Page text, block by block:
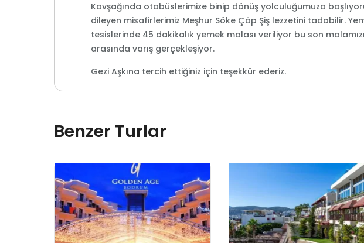
Kavşağında otobüslerimize binip dönüş yolculuğumuza
dileyen misafirlerimiz Meşhur Söke Çöp Şiş lezzetini tadabilir.
tesislerinde 45 dakikalık yemek molası veriliyor bu son
arasında varış gerçekleşiyor.
Gezi Aşkına tercih ettiğiniz için teşekkür ederiz.
Benzer Turlar